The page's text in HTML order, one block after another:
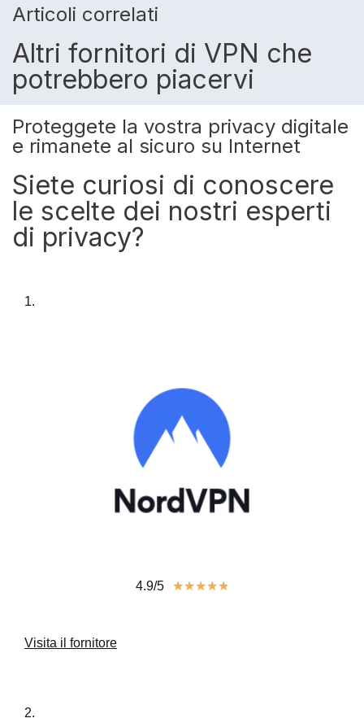
Articoli correlati
Altri fornitori di VPN che
potrebbero piacervi
Proteggete la vostra privacy digitale
e rimanete al sicuro su Internet
Siete curiosi di conoscere
le scelte dei nostri esperti
di privacy?
1.
4.9/5 ★★★★★
Visita il fornitore
2.